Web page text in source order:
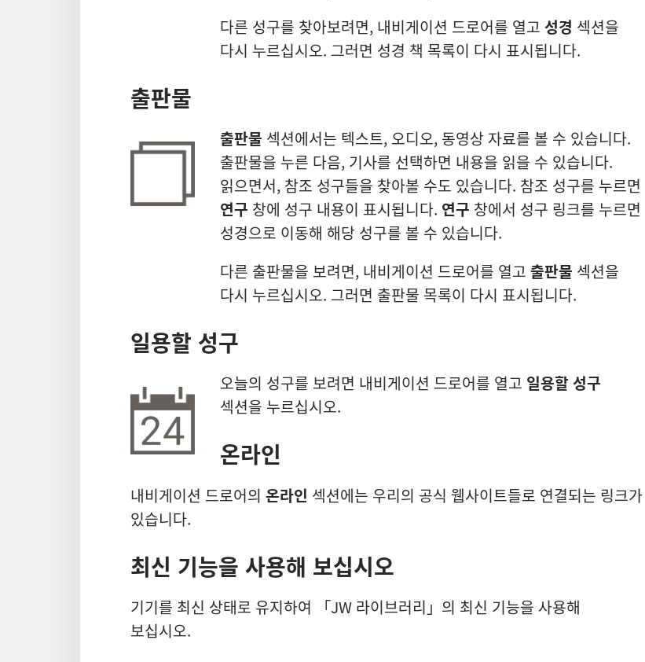
다른 성구를 찾아보려면, 내비게이션 드로어를 열고 성경 섹션을
다시 누르십시오. 그러면 성경 책 목록이 다시 표시됩니다.
출판물
출판물 섹션에서는 텍스트, 오디오, 동영상 자료를 볼 수 있습니다.
출판물을 누른 다음, 기사를 선택하면 내용을 읽을 수 있습니다.
읽으면서, 참조 성구들을 찾아볼 수도 있습니다. 참조 성구를 누르면
연구 창에 성구 내용이 표시됩니다. 연구 창에서 성구 링크를 누르면
성경으로 이동해 해당 성구를 볼 수 있습니다.
다른 출판물을 보려면, 내비게이션 드로어를 열고 출판물 섹션을
다시 누르십시오. 그러면 출판물 목록이 다시 표시됩니다.
일용할 성구
오늘의 성구를 보려면 내비게이션 드로어를 열고 일용할 성구
섹션을 누르십시오.
온라인
내비게이션 드로어의 온라인 섹션에는 우리의 공식 웹사이트들로 연결되는 링크가
있습니다.
최신 기능을 사용해 보십시오
기기를 최신 상태로 유지하여 「JW 라이브러리」의 최신 기능을 사용해
보십시오.